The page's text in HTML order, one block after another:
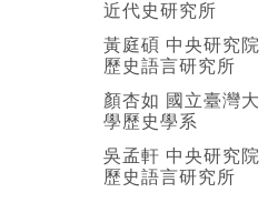
近代史研究所
黃庭碩 中央研究院
歷史語言研究所
顏杏如 國立臺灣大
學歷史學系
吳孟軒 中央研究院
歷史語言研究所